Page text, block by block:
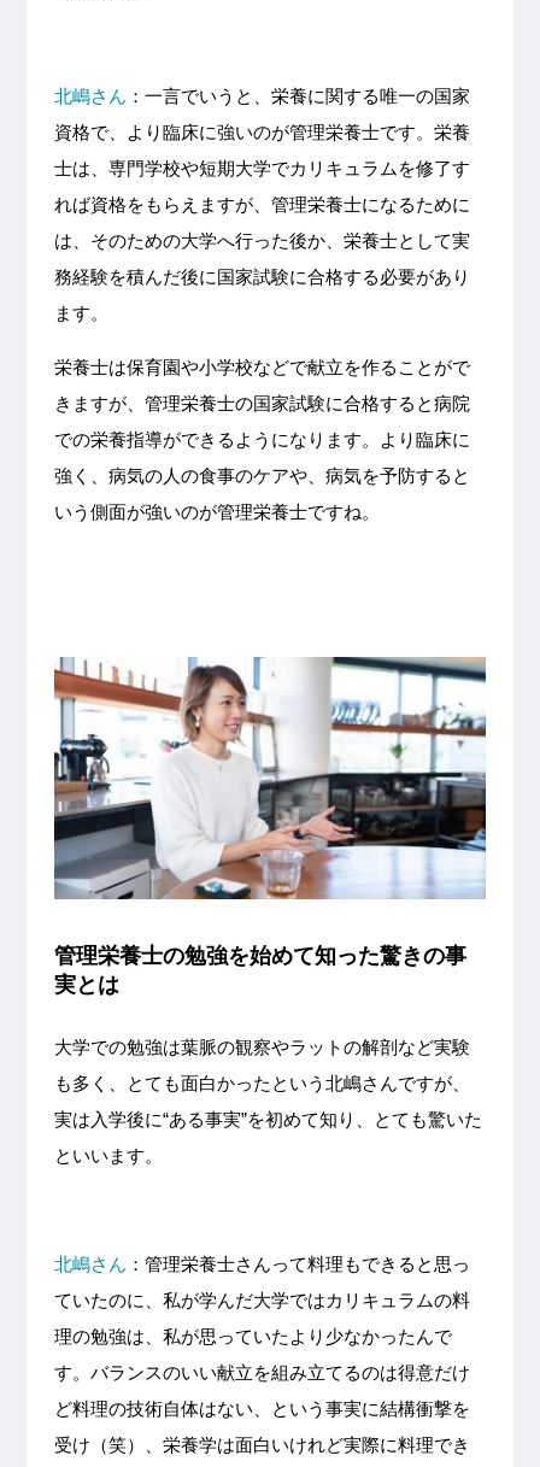
北嶋さん ：一言でいうと、栄養に関する唯一の国家
資格で、より臨床に強いのが管理栄養士です。栄養
士は、専門学校や短期大学でカリキュラムを修了す
れば資格をもらえますが、管理栄養士になるために
は、そのための大学へ行った後か、栄養士として実
務経験を積んだ後に国家試験に合格する必要があり
ます。
栄養士は保育園や小学校などで献立を作ることがで
きますが、管理栄養士の国家試験に合格すると病院
での栄養指導ができるようになります。より臨床に
強く、病気の人の食事のケアや、病気を予防すると
いう側面が強いのが管理栄養士ですね。
管理栄養士の勉強を始めて知った驚きの事
実とは
大学での勉強は葉脈の観察やラットの解剖など実験
も多く、とても面白かったという北嶋さんですが、
実は入学後に“ある事実”を初めて知り、とても驚いた
といいます。
北嶋さん ：管理栄養士さんって料理もできると思っ
ていたのに、私が学んだ大学ではカリキュラムの料
理の勉強は、私が思っていたより少なかったんで
す。バランスのいい献立を組み立てるのは得意だけ
ど料理の技術自体はない、という事実に結構衝撃を
受け（笑）、栄養学は面白いけれど実際に料理でき